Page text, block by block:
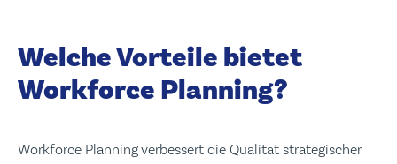
Welche Vorteile bietet
Workforce Planning?
Workforce Planning verbessert die Qualität strategischer